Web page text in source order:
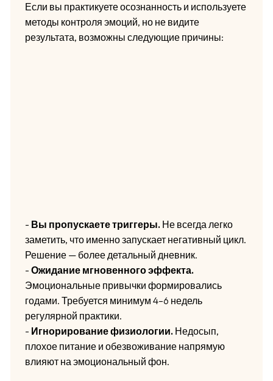
Если вы практикуете осознанность и используете
методы контроля эмоций, но не видите
результата, возможны следующие причины:
- Вы пропускаете триггеры.Не всегда легко
заметить, что именно запускает негативный цикл.
Решение — более детальный дневник.
- Ожидание мгновенного эффекта.
Эмоциональные привычки формировались
годами. Требуется минимум 4–6 недель
регулярной практики.
- Игнорирование физиологии.Недосып,
плохое питание и обезвоживание напрямую
влияют на эмоциональный фон.